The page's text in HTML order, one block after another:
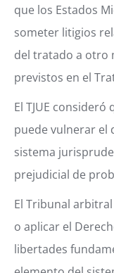
que los Estados
someter litigios
del tratado a otro
previstos en el
El TJUE
puede vulnerar el
sistema
prejudicial de
El Tribunal
o aplicar el
libertades